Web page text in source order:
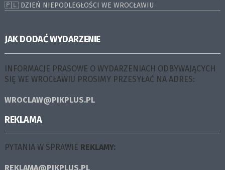
🇵🇱 DZIEŃ NIEPODLEGŁOŚCI WE WROCŁAWIU
JAK DODAĆ WYDARZENIE
INFORMACJE PRASOWE O WYDARZENIACH ODBYWAJĄCYCH
SIĘ WE WROCŁAWIU PROSIMY PRZESYŁAĆ NA ADRES:
WROCLAW@PIKPLUS.PL
REKLAMA
PYTANIA W SPRAWIE REKLAMY:
REKLAMA@PIKPLUS.PL